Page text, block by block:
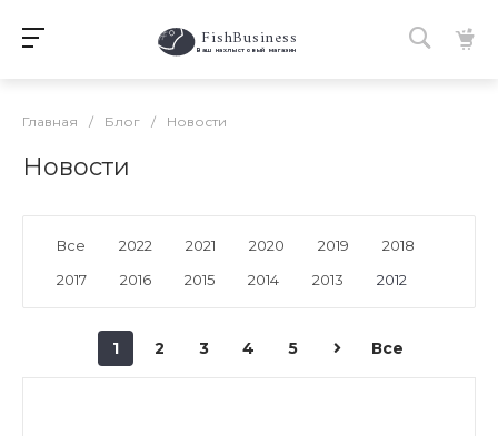
FishBusiness
Ваш нахлыстовый магазин
Главная / Блог / Новости
Новости
Все 2022 2021 2020 2019
2018
2017
2016 2015 2014 2013 2012
1 2 3 4 5 Все